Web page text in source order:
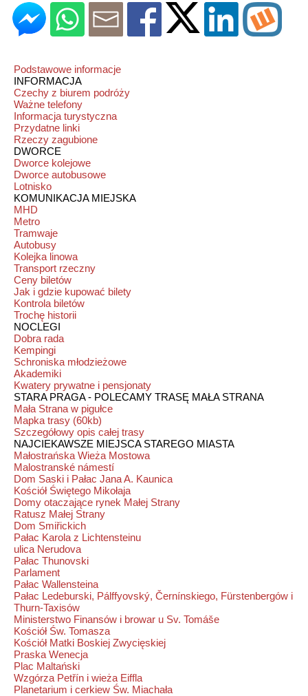
Podstawowe informacje
INFORMACJA
Czechy z biurem podróży
Ważne telefony
Informacja turystyczna
Przydatne linki
Rzeczy zagubione
DWORCE
Dworce kolejowe
Dworce autobusowe
Lotnisko
KOMUNIKACJA MIEJSKA
MHD
Metro
Tramwaje
Autobusy
Kolejka linowa
Transport rzeczny
Ceny biletów
Jak i gdzie kupować bilety
Kontrola biletów
Trochę historii
NOCLEGI
Dobra rada
Kempingi
Schroniska młodzieżowe
Akademiki
Kwatery prywatne i pensjonaty
STARA PRAGA - POLECAMY TRASĘ MAŁA STRANA
Mała Strana w pigułce
Mapka trasy (60kb)
Szczegółowy opis całej trasy
NAJCIEKAWSZE MIEJSCA STAREGO MIASTA
Małostrańska Wieża Mostowa
Malostranské námestí
Dom Saski i Pałac Jana A. Kaunica
Kościół Świętego Mikołaja
Domy otaczające rynek Małej Strany
Ratusz Małej Strany
Dom Smiřickich
Pałac Karola z Lichtensteinu
ulica Nerudova
Pałac Thunovski
Parlament
Pałac Wallensteina
Pałac Ledeburski, Pálffyovský, Černínskiego, Fürstenbergów i
Thurn-Taxisów
Ministerstwo Finansów i browar u Sv. Tomáše
Kościół Św. Tomasza
Kościół Matki Boskiej Zwycięskiej
Praska Wenecja
Plac Maltański
Wzgórza Petřín i wieża Eiffla
Planetarium i cerkiew Św. Miachała